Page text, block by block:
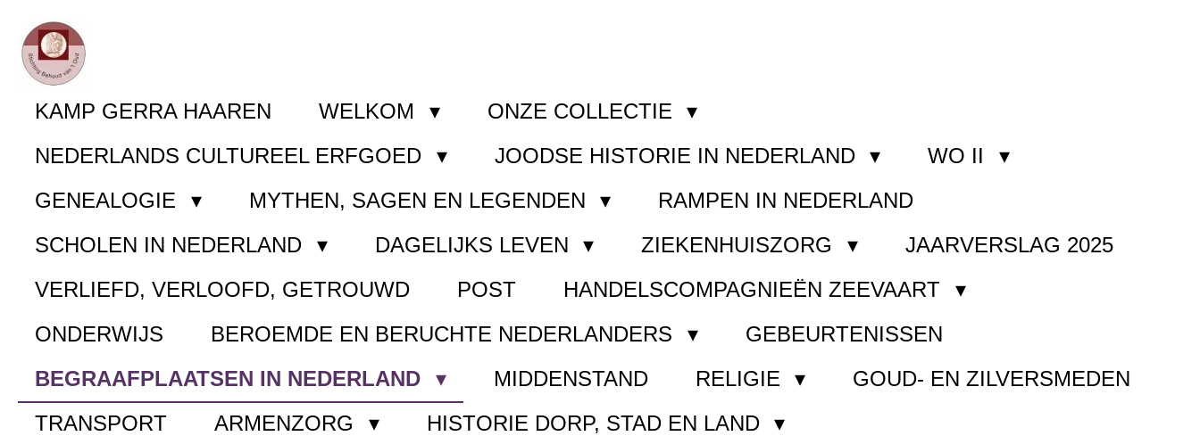
Ga
direct
naar
hoofdinhoud
KAMP GERRA HAAREN WELKOM
ONZE COLLECTIE
NEDERLANDS CULTUREEL ERFGOED
JOODSE HISTORIE IN NEDERLAND
WO II
GENEALOGIE
MYTHEN, SAGEN EN LEGENDEN
RAMPEN IN NEDERLAND
SCHOLEN IN NEDERLAND
DAGELIJKS LEVEN ZIEKENHUISZORG
JAARVERSLAG 2025
VERLIEFD, VERLOOFD, GETROUWD
POST
HANDELSCOMPAGNIEËN ZEEVAART
ONDERWIJS
BEROEMDE EN BERUCHTE NEDERLANDERS
GEBEURTENISSEN
BEGRAAFPLAATSEN IN NEDERLAND
MIDDENSTAND RELIGIE
GOUD- EN ZILVERSMEDEN
TRANSPORT
ARMENZORG
HISTORIE DORP, STAD EN LAND